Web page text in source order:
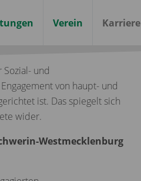
Verein Karriere
und
von haupt- und
ist. Das spiegelt sich
wider.
Westmecklenburg